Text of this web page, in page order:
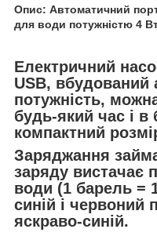
Опис: Автоматичний
для води потужністю 4
Електричний
USB, вбудований
потужність,
будь-який час і в
компактний
Заряджання
заряду вистачає
води (1 барель =
синій і червоний
яскраво-синій.